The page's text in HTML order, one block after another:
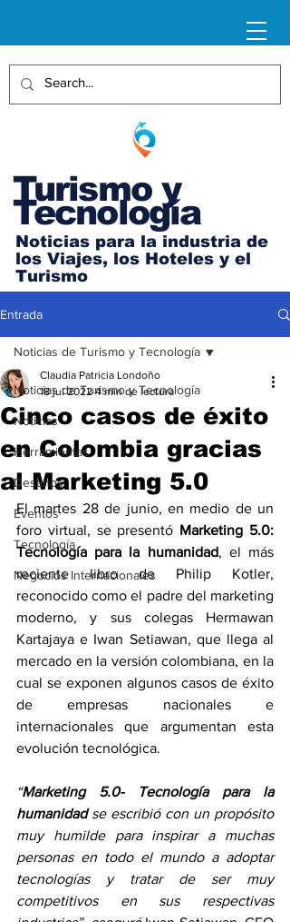
Turismo y
Tecnología
Noticias para la industria de
los Viajes, los Hoteles y el
Turismo
Entrada
Noticias de Turismo y Tecnología
Noticias
Herramientas
Destinos
Eventos
Tecnología
Negocios Internacionales
Noticias de Turismo y Tecnología
Cinco casos de éxito
en Colombia gracias
al Marketing 5.0
Claudia Patricia Londoño
18 jul 2022 4 min de lectura
El martes 28 de junio, en medio de un
foro virtual, se presentó Marketing 5.0:
Tecnología para la humanidad, el más
reciente libro de Philip Kotler,
reconocido como el padre del marketing
moderno, y sus colegas Hermawan
Kartajaya e Iwan Setiawan, que llega al
mercado en la versión colombiana, en la
cual se exponen algunos casos de éxito
de empresas nacionales e
internacionales que argumentan esta
evolución tecnológica.
“Marketing 5.0- Tecnología para la
humanidad se escribió con un propósito
muy humilde para inspirar a muchas
personas en todo el mundo a adoptar
tecnologías y tratar de ser muy
competitivos en sus respectivas